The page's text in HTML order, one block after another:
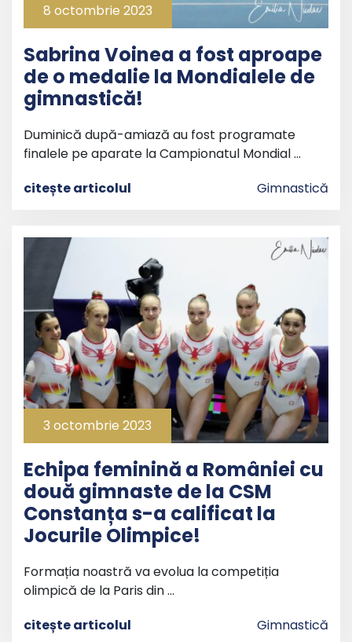
8 octombrie 2023
Sabrina Voinea a fost aproape
de o medalie la Mondialele de
gimnastică!
Duminică după-amiază au fost programate
finalele pe aparate la Campionatul Mondial …
citește articolul
Gimnastică
3 octombrie 2023
Echipa feminină a României cu
două gimnaste de la CSM
Constanța s-a calificat la
Jocurile Olimpice!
Formația noastră va evolua la competiția
olimpică de la Paris din …
citește articolul
Gimnastică